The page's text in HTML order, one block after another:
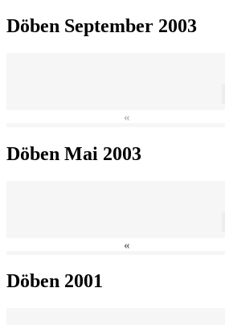
Döben September 2003
«
Döben Mai 2003
«
Döben 2001